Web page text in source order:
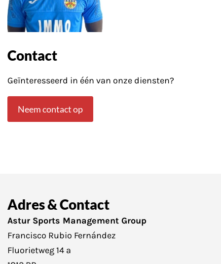
Spits
Contact
Geïnteresseerd in één van onze diensten?
Neem contact op
Adres & Contact
Astur Sports Management Group
Francisco Rubio Fernández
Fluorietweg 14 a